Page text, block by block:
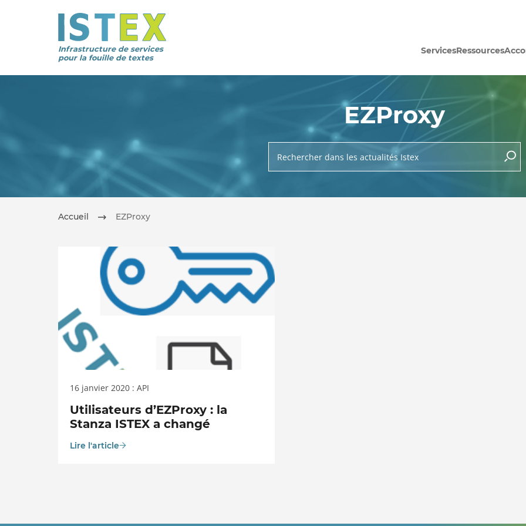
Infrastructure de services
pour la fouille de textes
ServicesRessources
EZProxy
Rechercher dans les actualités Istex
Accueil EZProxy
16 janvier 2020 : API
Utilisateurs d’EZProxy : la
Stanza ISTEX a changé
Lire l'article